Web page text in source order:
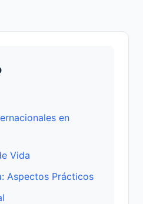
en
Vida
Aspectos Prácticos